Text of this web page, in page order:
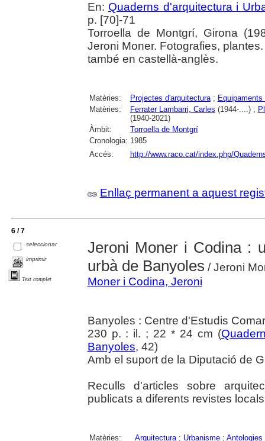
En: Quaderns d'arquitectura i
p. [70]-71
Torroella de Montgrí, Girona
Jeroni Moner. Fotografies,
també en castellà-anglès.
Matèries: Projectes d'arquitectura;
Matèries:
Ferrater Lambarri, Carles (1944-....) ;
(1940-2021)
Àmbit:
Torroella de Montgrí
Cronologia: 1985
Accés:
http://www.raco.cat/index.php/
Enllaç permanent a aquest
6 / 7
seleccionar
imprimir
Text complet
Jeroni Moner i Codina :
urbà de Banyoles / Jeroni
Moner i Codina, Jeroni
Banyoles : Centre d'Estudis
230 p. : il. ; 22 * 24 cm (
Banyoles, 42)
Amb el suport de la Diputació de
Reculls d'articles sobre
publicats a diferents revistes
Matèries: Arquitectura; Urbanisme; Antologies